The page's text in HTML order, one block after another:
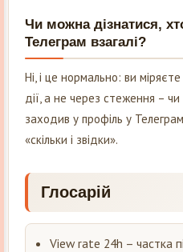
Чи можна дізнатися,
Телеграм взагалі?
Ні, і це нормально: ви
дії, а не через стеження –
заходив у профіль у
«скільки і звідки».
Глосарій
View rate 24h – частка